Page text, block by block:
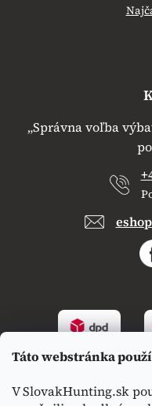
Táto webstránka
V SlovakHunting.sk
„Správna voľba